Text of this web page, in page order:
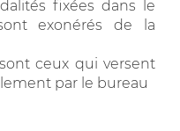
fixées dans le
exonérés de la
ceux qui versent
par le bureau